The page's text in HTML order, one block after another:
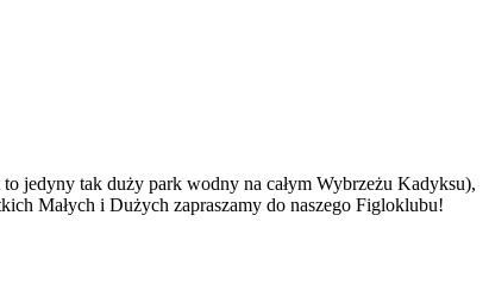
jedyny tak duży park wodny na całym Wybrzeżu Kadyksu),
Małych i Dużych zapraszamy do naszego Figloklubu!